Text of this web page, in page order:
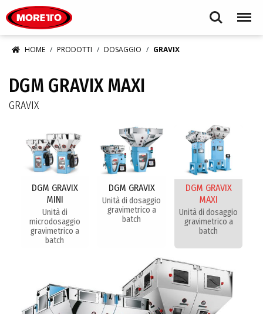
Search Menu
HOME PRODOTTI DOSAGGIO GRAVIX
DGM GRAVIX MAXI
GRAVIX
DGM GRAVIX
MINI
Unità di
microdosaggio
gravimetrico a
batch
DGM GRAVIX
Unità di dosaggio
gravimetrico a
batch
DGM GRAVIX
MAXI
Unità di dosaggio
gravimetrico a
batch